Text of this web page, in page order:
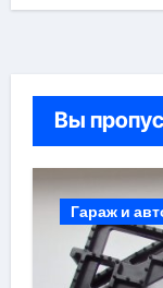
Вы
Гараж и